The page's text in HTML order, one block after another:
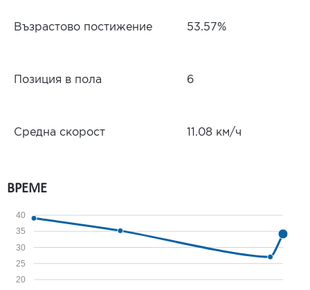
Възрастово постижение 53.57%
Позиция в пола 6
Средна скорост 11.08 км/ч
ВРЕМЕ
20
25
30
35
40